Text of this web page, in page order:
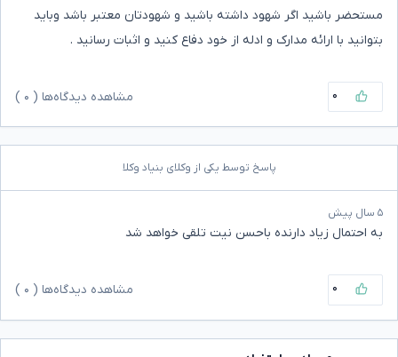
مستحضر باشید اگر شهود داشته باشید و شهودتان معتبر باشد وباید
بتوانید با ارائه مدارک و ادله از خود دفاع کنید و اثبات رسانید .
۰ مشاهده دیدگاه‌ها ( ۰
پاسخ توسط یکی از وکلای بنیاد وکلا
۵ سال پیش
به احتمال زیاد دارنده باحسن نیت تلقی خواهد شد
۰ مشاهده دیدگاه‌ها ( ۰